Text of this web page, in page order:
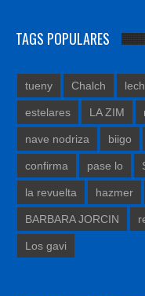
TAGS POPULARES
tueny Chalch lech
estelares LA ZIM
nave nodriza biigo
confirma pase lo
la revuelta hazmer
BARBARA JORCIN
Los gavi